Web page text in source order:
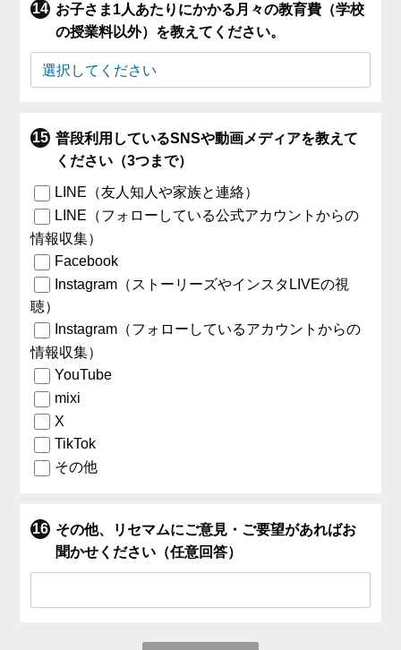
お子さま1人あたりにかかる月々の教育費（学校
の授業料以外）を教えてください。
普段利用しているSNSや動画メディアを教えて
ください（3つまで）
LINE（友人知人や家族と連絡）
LINE（フォローしている公式アカウントからの
情報収集）
Facebook
Instagram（ストーリーズやインスタLIVEの視
聴）
Instagram（フォローしているアカウントからの
情報収集）
YouTube
mixi
X
TikTok
その他
その他、リセマムにご意見・ご要望があればお
聞かせください（任意回答）